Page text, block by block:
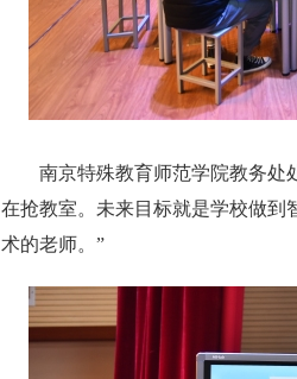
南京特殊教育师范学院教务处处
在抢教室。未来目标就是学校做到
术的老师。”